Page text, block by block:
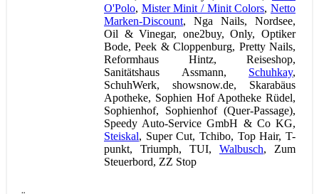
O'Polo, Mister Minit / Minit Colors,Netto
Marken-Discount, Nga Nails, Nordsee,
Oil & Vinegar, one2buy, Only, Optiker
Bode, Peek & Cloppenburg, Pretty Nails,
Reformhaus Hintz, Reiseshop,
Sanitätshaus Assmann, Schuhkay,
SchuhWerk, showsnow.de, Skarabäus
Apotheke, Sophien Hof Apotheke Rüdel,
Sophienhof, Sophienhof (Quer-Passage),
Speedy Auto-Service GmbH & Co KG,
Steiskal, Super Cut, Tchibo, Top Hair, T-
punkt, Triumph, TUI, Walbusch, Zum
Steuerbord, ZZ Stop